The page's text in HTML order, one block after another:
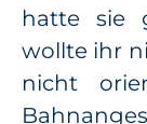
hatte sie
wollte ihr
nicht